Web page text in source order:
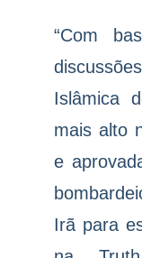
“Com
Islâmica
mais alto
e
Irã para